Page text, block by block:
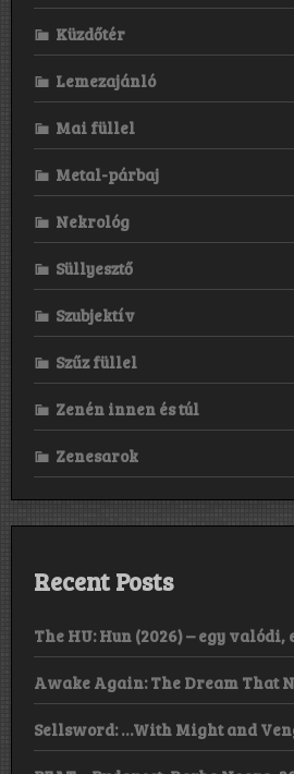
Küzdőtér
Lemezajánló
Mai füllel
Metal-párbaj
Nekrológ
Süllyesztő
Szubjektív
Szűz füllel
Zenén innen és túl
Zenesarok
Recent Posts
The HU: Hun (2026) – egy valódi,
Awake Again: The Dream That
Sellsword: …With Might and